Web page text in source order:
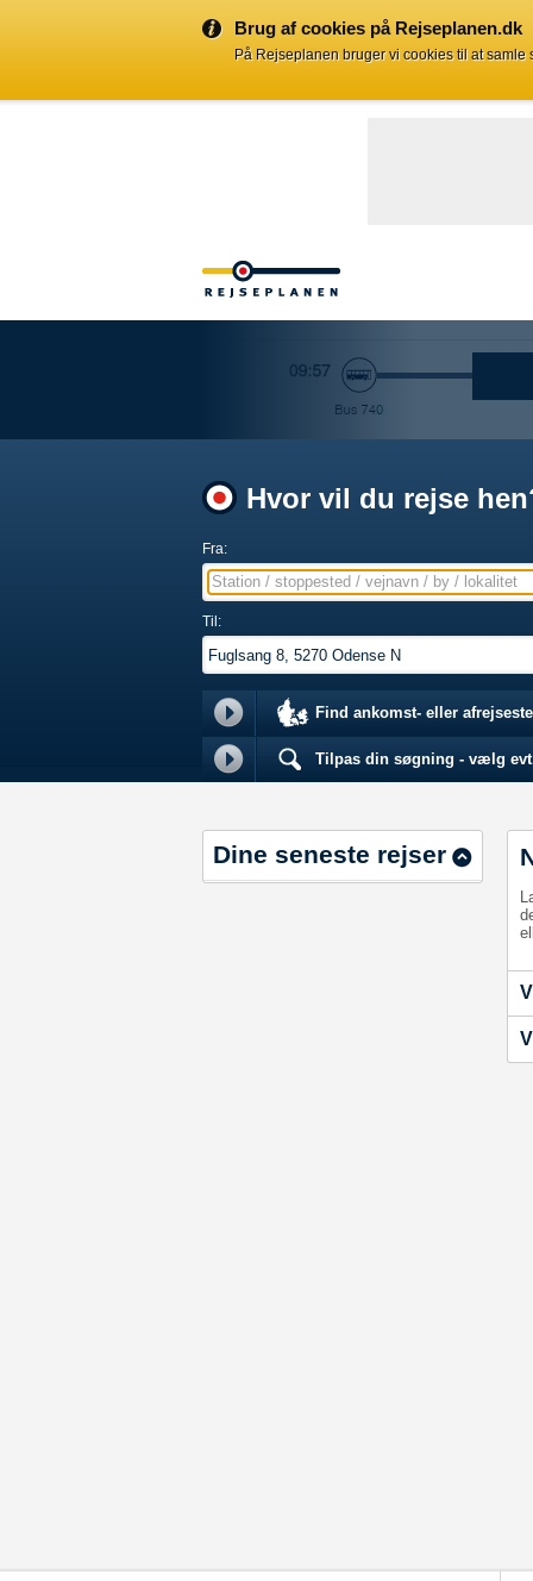
Brug af cookies på Rejseplanen.dk
På Rejseplanen bruger vi cookies til at
Hvor vil du rejse
Fra:
Station / stoppested / vejnavn / by / lokalitet
Til:
Find ankomst- eller
Tilpas din søgning - vælg
Dine seneste rejser